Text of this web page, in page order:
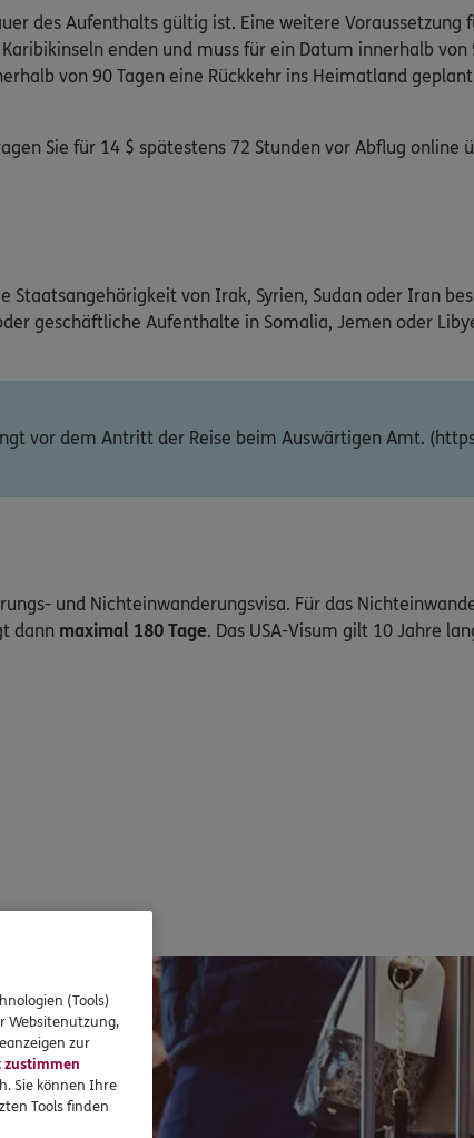
des Aufenthalts gültig ist. Eine weitere Voraussetzung
enden und muss für ein Datum innerhalb von
von 90 Tagen eine Rückkehr ins Heimatland
Sie für 14 $ spätestens 72 Stunden vor Abflug online
von Irak, Syrien, Sudan oder Iran
geschäftliche Aufenthalte in Somalia, Jemen oder
vor dem Antritt der Reise beim Auswärtigen Amt.
und Nichteinwanderungsvisa. Für das
dann maximal 180 Tage. Das USA-Visum gilt 10 Jahre
(Tools)
Websitenutzung,
zur
zustimmen
Sie können Ihre
Tools finden